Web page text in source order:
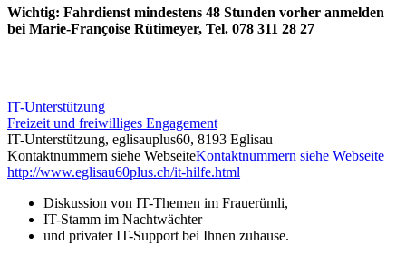
Wichtig: Fahrdienst mindestens 48 Stunden vorher anmelden
bei Marie-Françoise Rütimeyer, Tel. 078 311 28 27
IT-Unterstützung
Freizeit und freiwilliges Engagement
IT-Unterstützung, eglisauplus60, 8193 Eglisau
Kontaktnummern siehe WebseiteKontaktnummern siehe Webseite
http://www.eglisau60plus.ch/it-hilfe.html
Diskussion von IT-Themen im Frauerümli,
IT-Stamm im Nachtwächter
und privater IT-Support bei Ihnen zuhause.